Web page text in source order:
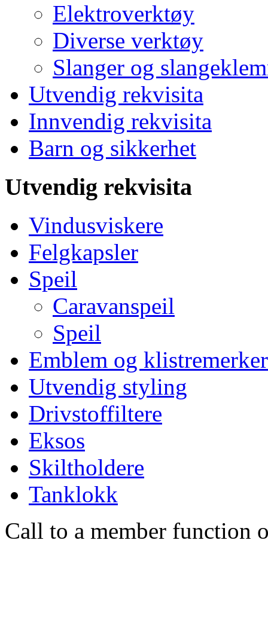
Elektroverktøy
Diverse verktøy
Slanger og
Utvendig rekvisita
Innvendig rekvisita
Barn og sikkerhet
Utvendig rekvisita
Vindusviskere
Felgkapsler
Speil
Caravanspeil
Speil
Emblem og klistremerker
Utvendig styling
Drivstoffiltere
Eksos
Skiltholdere
Tanklokk
Call to a member function